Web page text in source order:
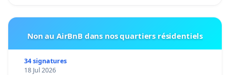
Non au AirBnB dans nos quartiers résidentiels
34 signatures
18 Jul 2026